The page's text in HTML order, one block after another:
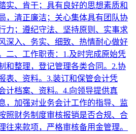
实、肯干；具有良好的思想素质和
，清正廉洁；关心集体具有团队协
力；遵纪守法、坚持原则、实事求
深入、务实、细致、热情耐心做好
二、工作职责：1.及时完成原始凭
和整理，登记管理各类合同。2.协
表、资料。3.装订和保管会计凭
计档案、资料。4.向领导提供真
，加强对业务会计工作的指导、监
照财务制度审核报销是否合规、合
往来款项，严格审核备用金管理。